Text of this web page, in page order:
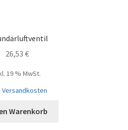
26,53 €
19 % MwSt.
Versandkosten
Warenkorb